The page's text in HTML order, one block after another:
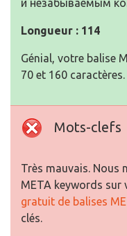
и незабываемым
Longueur : 114
Génial, votre balise
70 et 160 caractères.
Mots-clefs
Très mauvais. Nous
META keywords sur
gratuit de balises
clés.